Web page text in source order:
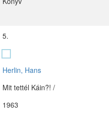
5.
Herlin, Hans
Mit tettél Káin?! /
1963